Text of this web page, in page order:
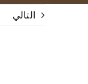
التالي